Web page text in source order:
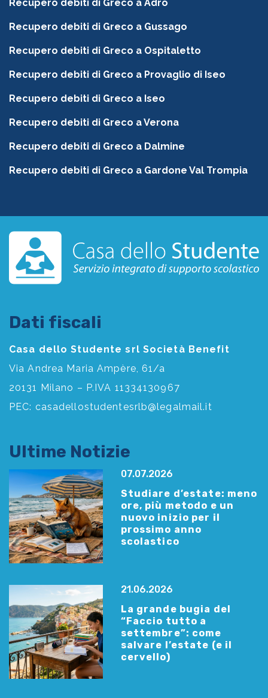
Recupero debiti di Greco a Adro
Recupero debiti di Greco a Gussago
Recupero debiti di Greco a Ospitaletto
Recupero debiti di Greco a Provaglio di Iseo
Recupero debiti di Greco a Iseo
Recupero debiti di Greco a Verona
Recupero debiti di Greco a Dalmine
Recupero debiti di Greco a Gardone Val Trompia
Dati fiscali
Casa dello Studente srl Società Benefit
Via Andrea Maria Ampère, 61/a
20131 Milano – P.IVA 11334130967
PEC: casadellostudentesrlb@legalmail.it
Ultime Notizie
07.07.2026
Studiare d’estate: meno
ore, più metodo e un
nuovo inizio per il
prossimo anno
scolastico
21.06.2026
La grande bugia del
“Faccio tutto a
settembre”: come
salvare l’estate (e il
cervello)